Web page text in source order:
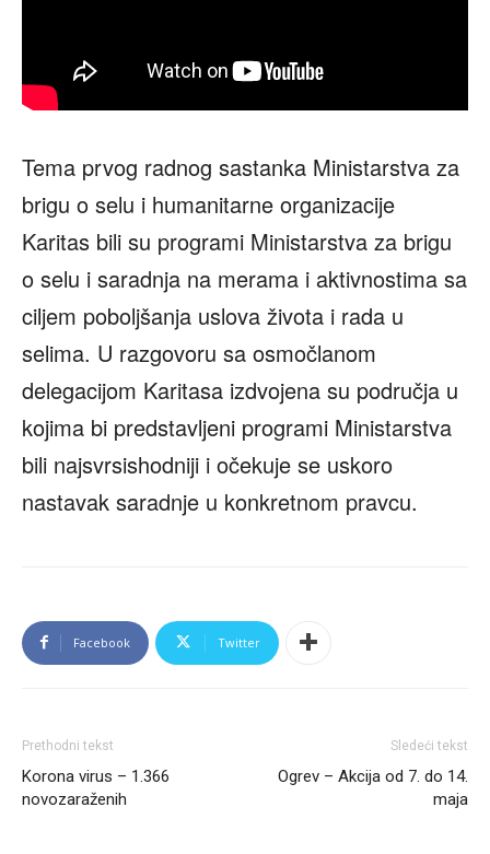
Tema prvog radnog sastanka Ministarstva za
brigu o selu i humanitarne organizacije
Karitas bili su programi Ministarstva za brigu
o selu i saradnja na merama i aktivnostima sa
ciljem poboljšanja uslova života i rada u
selima. U razgovoru sa osmočlanom
delegacijom Karitasa izdvojena su područja u
kojima bi predstavljeni programi Ministarstva
bili najsvrsishodniji i očekuje se uskoro
nastavak saradnje u konkretnom pravcu.
Facebook Twitter
Prethodni tekst
Korona virus – 1.366
novozaraženih
Sledeći tekst
Ogrev – Akcija od 7. do 14.
maja